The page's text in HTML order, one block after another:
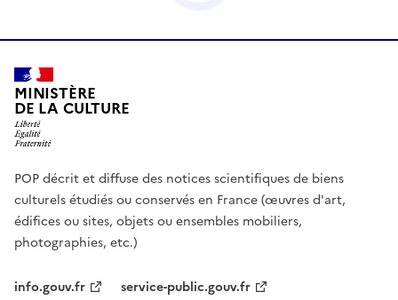
MINISTÈRE
DE LA CULTURE
POP décrit et diffuse des notices scientifiques de biens
culturels étudiés ou conservés en France (œuvres d'art,
édifices ou sites, objets ou ensembles mobiliers,
photographies, etc.)
info.gouv.fr
service-public.gouv.fr